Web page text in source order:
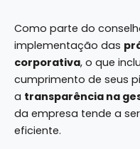
Como parte do
implementação das
corporativa, o que
cumprimento de seus
a transparência na
da empresa tende a
eficiente.